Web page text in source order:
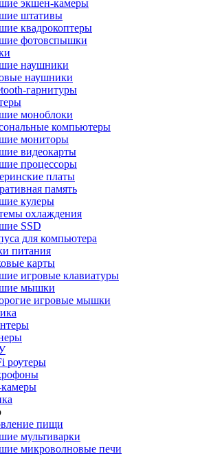
экшен-камеры
штативы
квадрокоптеры
фотовспышки
наушники
наушники
гарнитуры
моноблоки
компьютеры
мониторы
видеокарты
процессоры
платы
память
кулеры
охлаждения
SSD
для компьютера
питания
карты
игровые клавиатуры
мышки
игровые мышки
роутеры
пищи
мультиварки
микроволновые печи